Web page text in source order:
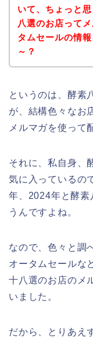
いて、ちょっと
八選のお店って
タムセールの情
～？
というのは、酵素
が、結構色々なお
メルマガを使って
それに、私自身、
気に入っているの
年、2024年と酵素
うんですよね。
なので、色々と調
オータムセールな
十八選のお店のメ
いました。
だから、とりあえ